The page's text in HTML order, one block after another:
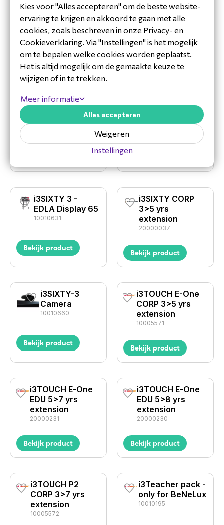
i3REMOTE
I3TOUCH X3
10010620
Bekijk product
i3REMOTE for
i3Camera Pro 4k
10010558
Bekijk product
i3REMOTE
One/ULTRA
i3REMOTE
10010621
Bekijk product
i3SIXTY 3 -
EDLA Display 65
10010631
Bekijk product
i3SIXTY CORP
3>5 yrs
extension
20000037
Bekijk product
i3SIXTY-3
Camera
10010660
Bekijk product
i3TOUCH E-One
CORP 3>5 yrs
extension
10005571
Bekijk product
i3TOUCH E-One
EDU 5>7 yrs
extension
20000231
Bekijk product
i3TOUCH E-One
EDU 5>8 yrs
extension
20000230
Bekijk product
i3TOUCH P2
CORP 3>7 yrs
extension
10005572
i3Teacher pack -
only for BeNeLux
10010195
Kies voor "Alles accepteren" om de beste website-
ervaring te krijgen en akkoord te gaan met alle
cookies, zoals beschreven in onze Privacy- en
Cookieverklaring. Via "Instellingen" is het mogelijk
om te bepalen welke cookies worden geplaatst.
Het is altijd mogelijk om de gemaakte keuze te
wijzigen of in te trekken.
Meer informatie
Instellingen
Weigeren
Alles accepteren